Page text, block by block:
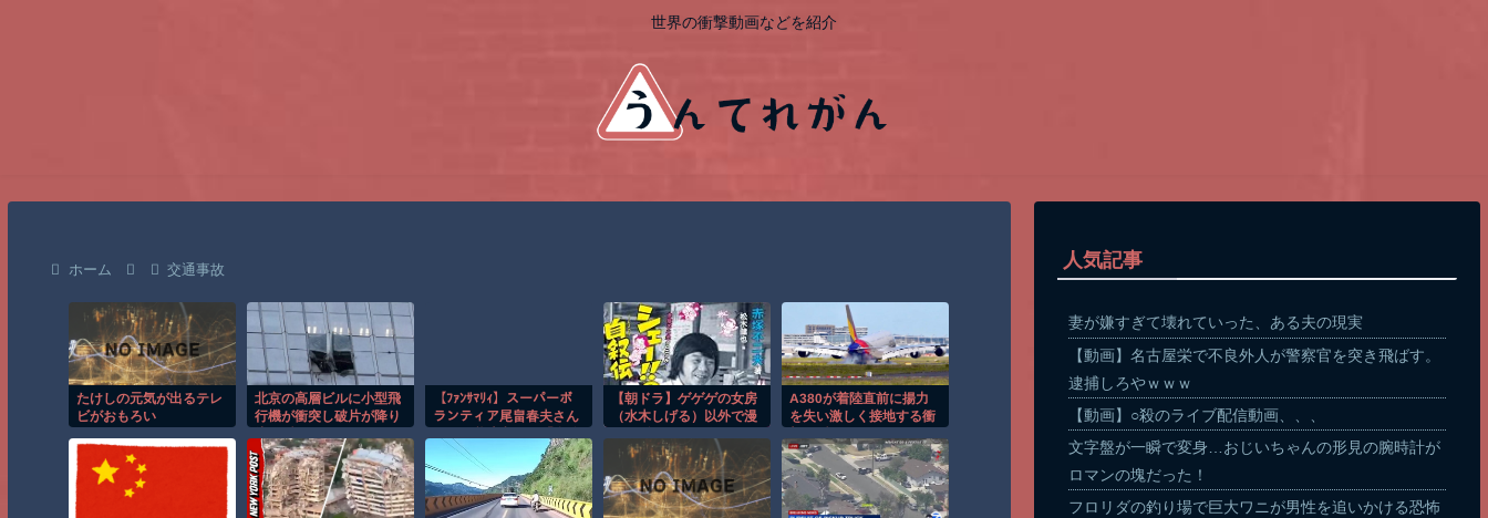
世界の衝撃動画などを紹介
ホーム 交通事故
たけしの元気が出るテレ
ビがおもろい
北京の高層ビルに小型飛
行機が衝突し破片が降り
【ﾌｧﾝｻﾏﾘｨ】スーパーボ
ランティア尾畠春夫さん
の飲む水は自分で持って
いく」「対価・飲食は一
切頂かない」
【朝ドラ】ゲゲゲの女房
（水木しげる）以外で漫
て言うと誰だろうね
A380が着陸直前に揚力
を失い激しく接地する衝
人気記事
妻が嫌すぎて壊れていった、ある夫の現実
【動画】名古屋栄で不良外人が警察官を突き飛ばす。
逮捕しろやｗｗｗ
【動画】○殺のライブ配信動画、、、
文字盤が一瞬で変身…おじいちゃんの形見の腕時計が
ロマンの塊だった！
フロリダの釣り場で巨大ワニが男性を追いかける恐怖